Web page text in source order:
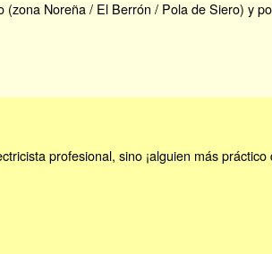
Noreña / El Berrón / Pola de Siero) y
profesional, sino ¡alguien más